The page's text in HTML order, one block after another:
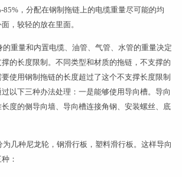
85%，分配在钢制拖链上的电缆重量尽可能的均
，较轻的放在里面。
的重量和内置电缆、油管、气管、水管的重量决定
的长度限制。不同类型和材质的拖链，不支撑的
使用钢制拖链的长度超过了这个不支撑长度限制
以下三种办法处理：一是能够使用导向槽。导向
度的侧导向墙、导向槽连接角钢、安装螺丝、底
为几种尼龙轮，钢滑行板，塑料滑行板。这样导向
：